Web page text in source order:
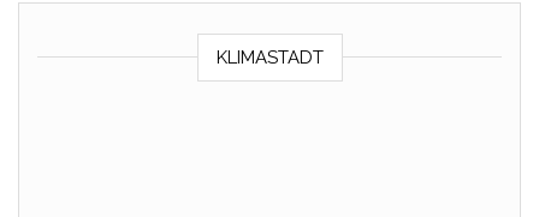
KLIMASTADT